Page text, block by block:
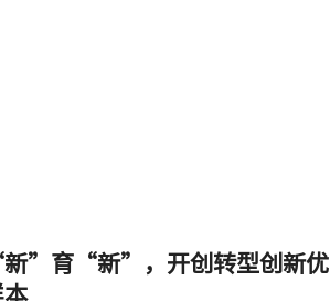
”育“新”，开创转型创新优